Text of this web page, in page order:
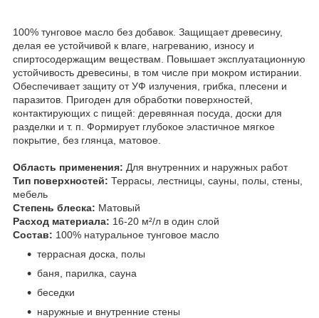
100% тунговое масло без добавок. Защищает древесину,
делая ее устойчивой к влаге, нагреванию, износу и
спиртосодержащим веществам. Повышает эксплуатационную
устойчивость древесины, в том числе при мокром истирании.
Обеспечивает защиту от УФ излучения, грибка, плесени и
паразитов. Пригоден для обработки поверхностей,
контактирующих с пищей: деревянная посуда, доски для
разделки и т. п. Формирует глубокое эластичное мягкое
покрытие, без глянца, матовое.
Область применения: Для внутренних и наружных работ
Тип поверхностей: Террасы, лестницы, сауны, полы, стены,
мебель
Степень блеска: Матовый
Расход материала: 16-20 м²/л в один слой
Состав: 100% натуральное тунговое масло
террасная доска, полы
баня, парилка, сауна
беседки
наружные и внутренние стены